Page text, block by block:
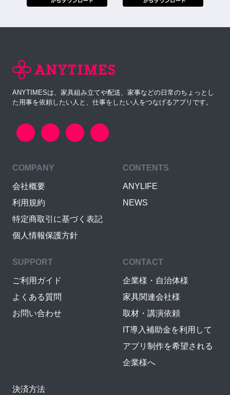
ANYTIMESは、家具組み立てや配送、家事などの日常のちょっとし
た用事を依頼したい人と、仕事をしたい人をつなげるアプリです。
COMPANY
会社概要
利用規約
特定商取引に基づく表記
個人情報保護方針
CONTENTS
ANYLIFE
NEWS
SUPPORT
ご利用ガイド
よくある質問
お問い合わせ
CONTACT
企業様・自治体様
家具関連会社様
取材・講演依頼
IT導入補助金を利用して
アプリ制作を希望される
企業様へ
決済方法